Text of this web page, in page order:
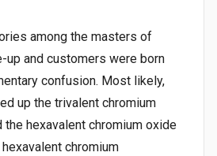
among the masters of
up and customers were born
confusion. Most likely,
up the trivalent chromium
the hexavalent chromium oxide
chromium